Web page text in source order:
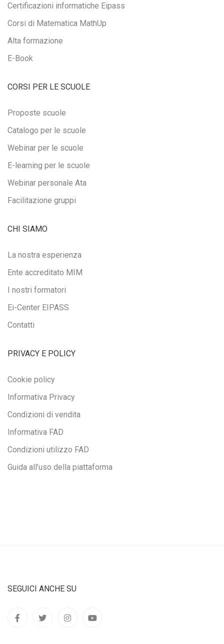
Certificazioni informatiche Eipass
Corsi di Matematica MathUp
Alta formazione
E-Book
CORSI PER LE SCUOLE
Proposte scuole
Catalogo per le scuole
Webinar per le scuole
E-learning per le scuole
Webinar personale Ata
Facilitazione gruppi
CHI SIAMO
La nostra esperienza
Ente accreditato MIM
I nostri formatori
Ei-Center EIPASS
Contatti
PRIVACY E POLICY
Cookie policy
Informativa Privacy
Condizioni di vendita
Informativa FAD
Condizioni utilizzo FAD
Guida all’uso della piattaforma
SEGUICI ANCHE SU